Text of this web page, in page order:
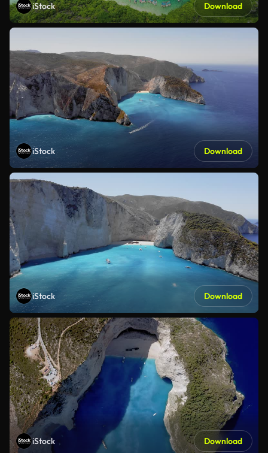
iStock Download
iStock Download
iStock Download
iStock Download